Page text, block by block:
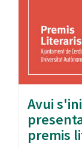
Avui
premis